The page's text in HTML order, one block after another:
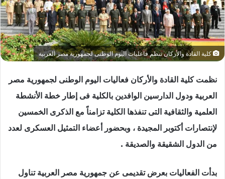
كلية القادة والأركان تنظم فاعليات اليوم الوطنى لجمهورية مصر العربية
نظمت كلية القادة والأركان فعاليات اليوم الوطنى لجمهورية مصر
العربية ودول الدارسين الوافدين بالكلية فى إطار خطة الأنشطة
العلمية والثقافية التى تنفذها الكلية تزامناً مع الذكرى الخمسين
لإنتصارات أكتوبر المجيدة ، وبحضور أعضاء التمثيل العسكرى لعدد
من الدول الشقيقة والصديقة .
بدأت الفعاليات بعرض تقديمى عن جمهورية مصر العربية تناول